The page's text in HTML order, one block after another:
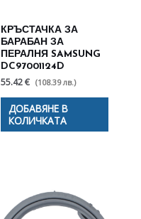
КРЪСТАЧКА ЗА
БАРАБАН ЗА
ПЕРАЛНЯ SAMSUNG
DC97001124D
55.42 € (108.39 лв.)
ДОБАВЯНЕ В
КОЛИЧКАТА